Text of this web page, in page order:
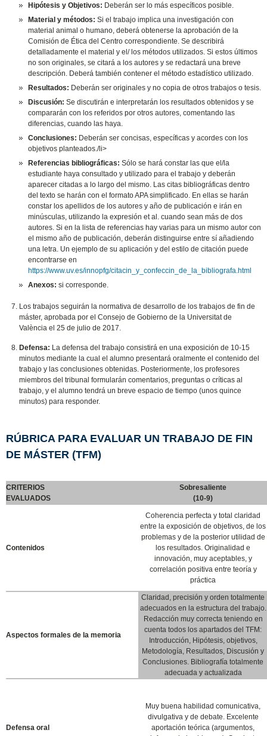
Hipótesis y Objetivos: Deberán ser lo más específicos posible.
Material y métodos: Si el trabajo implica una investigación con
material animal o humano, deberá obtenerse la aprobación de la
Comisión de Ética del Centro correspondiente. Se describirá
detalladamente el material y el/ los métodos utilizados. Si estos últimos
no son originales, se citará a los autores y se redactará una breve
descripción. Deberá también contener el método estadístico utilizado.
Resultados: Deberán ser originales y no copia de otros trabajos o tesis.
Discusión: Se discutirán e interpretarán los resultados obtenidos y se
compararán con los referidos por otros autores, comentando las
diferencias, cuando las haya.
Conclusiones: Deberán ser concisas, específicas y acordes con los
objetivos planteados./li>
Referencias bibliográficas: Sólo se hará constar las que el/la
estudiante haya consultado y utilizado para el trabajo y deberán
aparecer citadas a lo largo del mismo. Las citas bibliográficas dentro
del texto se harán con el formato APA simplificado. En ellas se harán
constar los apellidos de los autores y año de publicación e irán en
minúsculas, utilizando la expresión et al. cuando sean más de dos
autores. Si en la lista de referencias hay varias para un mismo autor con
el mismo año de publicación, deberán distinguirse entre sí añadiendo
una letra. Un ejemplo de su aplicación y del estilo de citación puede
encontrarse en
https://www.uv.es/innopfg/citacin_y_confeccin_de_la_bibliografa.html
Anexos: si corresponde.
Los trabajos seguirán la normativa de desarrollo de los trabajos de fin de
máster, aprobada por el Consejo de Gobierno de la Universitat de
València el 25 de julio de 2017.
Defensa: La defensa del trabajo consistirá en una exposición de 10-15
minutos mediante la cual el alumno presentará oralmente el contenido del
trabajo y las conclusiones obtenidas. Posteriormente, los profesores
miembros del tribunal formularán comentarios, preguntas o críticas al
trabajo, y el alumno tendrá un breve espacio de tiempo (unos quince
minutos) para responder.
RÚBRICA PARA EVALUAR UN TRABAJO DE FIN
DE MÁSTER (TFM)
CRITERIOS
EVALUADOS
Sobresaliente
(10-9)
Contenidos
Coherencia perfecta y total claridad
entre la exposición de objetivos, de los
problemas y de la posterior utilidad de
los resultados. Originalidad e
innovación, muy aceptables, y
correlación positiva entre teoría y
práctica
Aspectos formales de la memoria
Claridad, precisión y orden totalmente
adecuados en la estructura del trabajo.
Redacción muy correcta teniendo en
cuenta todos los apartados del TFM:
Introducción, Hipótesis, objetivos,
Metodología, Resultados, Discusión y
Conclusiones. Bibliografía totalmente
adecuada y actualizada
Defensa oral
Muy buena habilidad comunicativa,
divulgativa y de debate. Excelente
aportación teórica (argumentos,